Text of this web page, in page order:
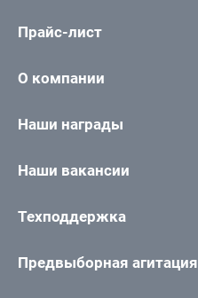
Прайс-лист
О компании
Наши награды
Наши вакансии
Техподдержка
Предвыборная агитация